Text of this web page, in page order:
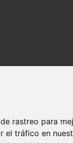
rastreo para
el tráfico en